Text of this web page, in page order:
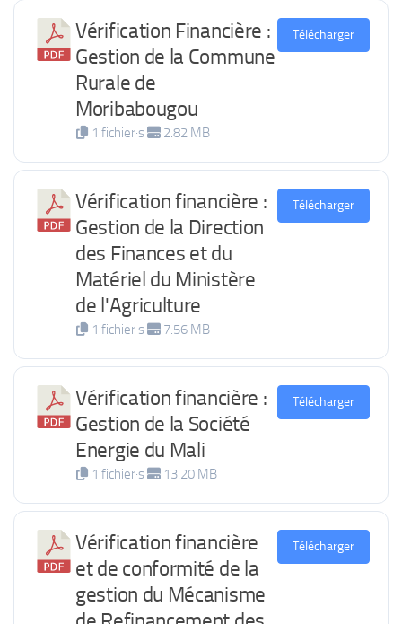
Vérification Financière :
Gestion de la Commune
Rurale de
Moribabougou
1 fichier·s 2.82 MB
Télécharger
Vérification financière :
Gestion de la Direction
des Finances et du
Matériel du Ministère
de l'Agriculture
1 fichier·s 7.56 MB
Télécharger
Vérification financière :
Gestion de la Société
Energie du Mali
1 fichier·s 13.20 MB
Télécharger
Vérification financière
et de conformité de la
gestion du Mécanisme
Télécharger